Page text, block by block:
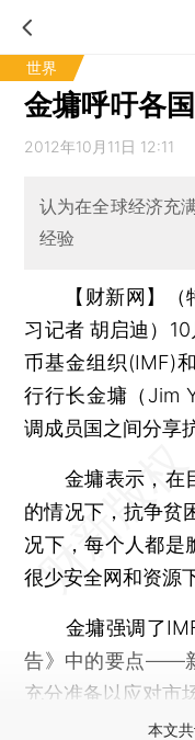
世界
金墉呼吁各
2012年10月11日 12:11
认为在全球经济充
经验
【财新网】
习记者 胡启迪）
币基金组织(IMF)
行行长金墉（Jim
调成员国之间分享
金墉表示，在目
的情况下，抗争贫
况下，每个人都是
很少安全网和资源
金墉强调了IMF
告》中的要点——
充分准备以应对市
本文